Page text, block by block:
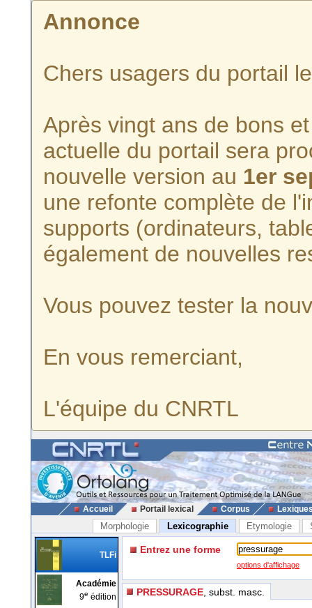
Annonce
Chers usagers du portail
Après vingt ans de bons
actuelle du portail sera
nouvelle version au 1er
une refonte complète de
supports (ordinateurs,
également de nouvelles
Vous pouvez tester la
En vous remerciant,
L'équipe du CNRTL
Accueil Portail lexical Corpus
Morphologie Lexicographie Etymologie
TLFi
Académie
9e édition
Entrez une forme
options d'affichage
PRESSURAGE , subst. masc.